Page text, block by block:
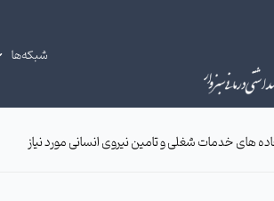
شبکه‌ها
های خدمات شغلی و تامین نیروی انسانی مورد نیاز